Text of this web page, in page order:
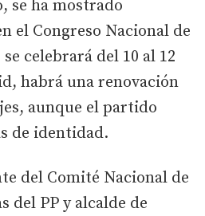
se ha mostrado
el Congreso Nacional de
celebrará del 10 al 12
habrá una renovación
aunque el partido
de identidad.
del Comité Nacional de
del PP y alcalde de